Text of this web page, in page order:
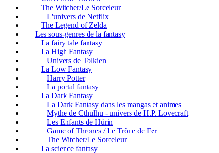
The Witcher/Le Sorceleur
L'univers de Netflix
The Legend of Zelda
Les sous-genres de la fantasy
La fairy tale fantasy
La High Fantasy
Univers de Tolkien
La Low Fantasy
Harry Potter
La portal fantasy
La Dark Fantasy
La Dark Fantasy dans les mangas et animes
Mythe de Cthulhu - univers de H.P. Lovecraft
Les Enfants de Húrin
Game of Thrones / Le Trône de Fer
The Witcher/Le Sorceleur
La science fantasy